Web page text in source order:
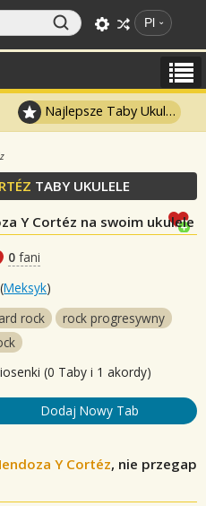
Pl
Najlepsze Taby Ukulele
TABY UKULELE
Y Cortéz na swoim ukulele
0 fani
(Meksyk)
rock
rock progresywny
(0 Taby i 1 akordy)
Dodaj Nowy Tab
Y Cortéz, nie przegap